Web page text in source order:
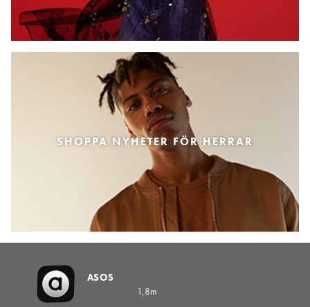
SHOPPA NYHETER FÖR HERRAR
ASOS
1,8m